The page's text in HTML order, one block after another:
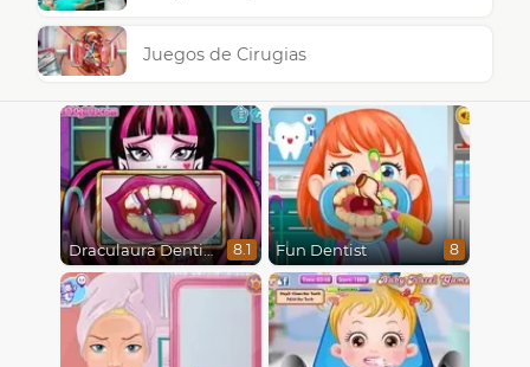
Juegos de Cirugias
Draculaura Dentist 8.1 Fun Dentist 8